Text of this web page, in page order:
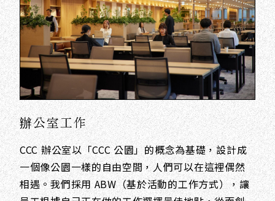
辦公室工作
CCC 辦公室以「CCC 公園」的概念為基礎，設計成
一個像公園一樣的自由空間，人們可以在這裡偶然
相遇。我們採用 ABW（基於活動的工作方式），讓